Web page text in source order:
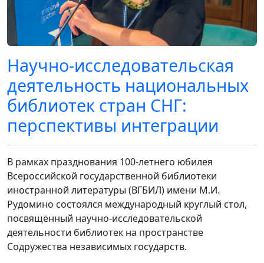
Научно-исследовательская
деятельность национальных
библиотек стран СНГ:
перспективы интеграции
В рамках празднования 100-летнего юбилея
Всероссийской государственной библиотеки
иностранной литературы (ВГБИЛ) имени М.И.
Рудомино состоялся международный круглый стол,
посвящённый научно-исследовательской
деятельности библиотек на пространстве
Содружества независимых государств.